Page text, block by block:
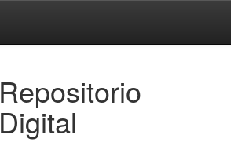
Repositorio
Digital